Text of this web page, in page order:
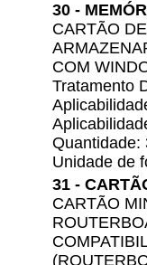
30 -
CARTÃO
COM
Tratamento
Quantidade:
Unidade de
31 -
CARTÃO